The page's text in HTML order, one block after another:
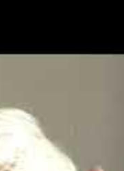
Sie bestimmte
Ingenieur-
zum Ing.!
nachdem Sie eine